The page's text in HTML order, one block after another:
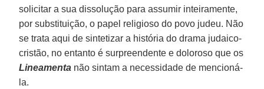
solicitar a sua dissolução para assumir inteiramente,
por substituição, o papel religioso do povo judeu. Não
se trata aqui de sintetizar a história do drama judaico-
cristão, no entanto é surpreendente e doloroso que os
Lineamenta não sintam a necessidade de mencioná-
la.